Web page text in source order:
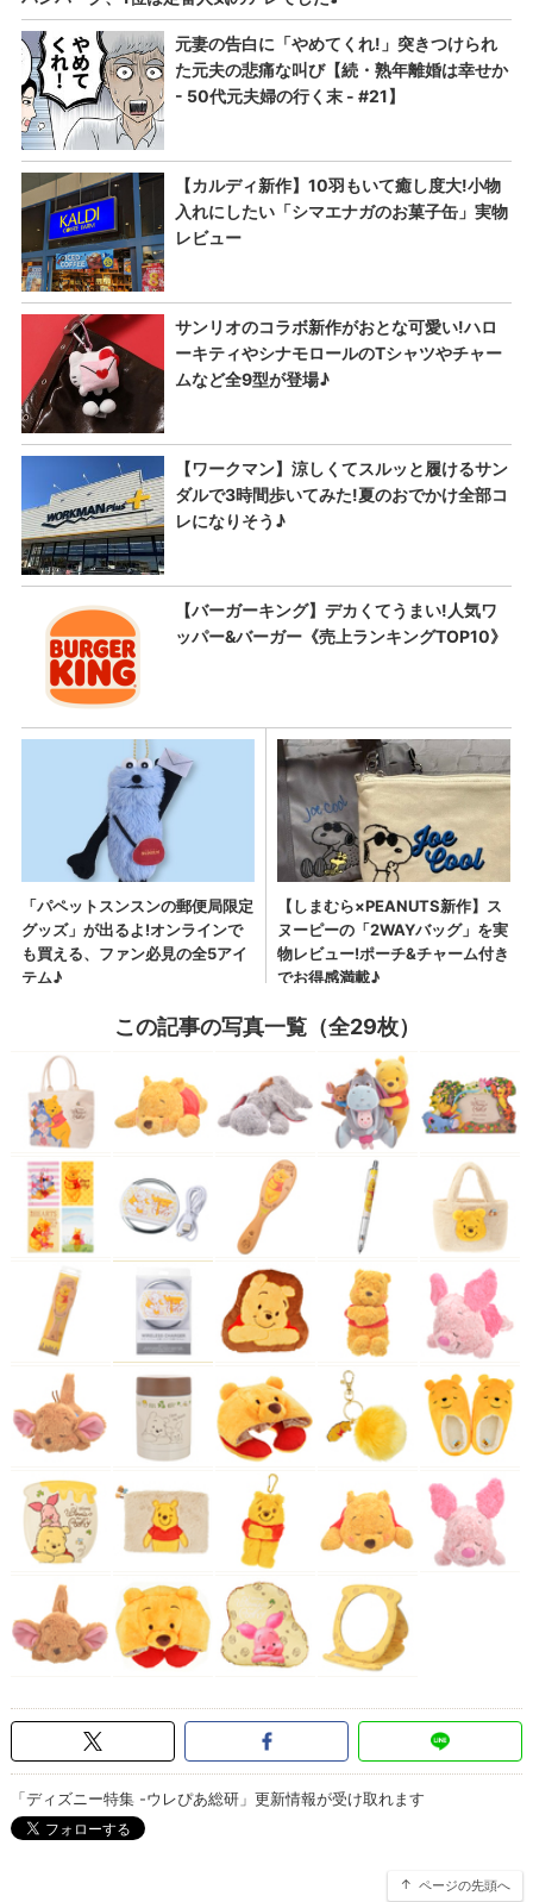
この記事の写真一覧（全29枚）
「ディズニー特集 -ウレぴあ総研」更新情報が受け取れます
ページの先頭へ